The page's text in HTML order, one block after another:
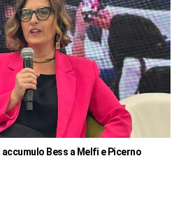
Bess a Melfi e Picerno